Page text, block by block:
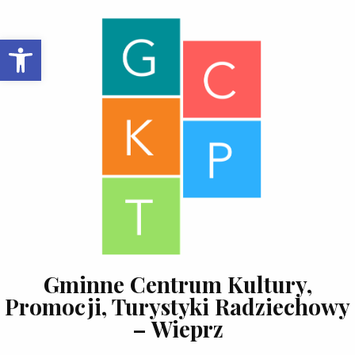
Open toolbar
Gminne Centrum Kultury,
Promocji, Turystyki Radziechowy
– Wieprz